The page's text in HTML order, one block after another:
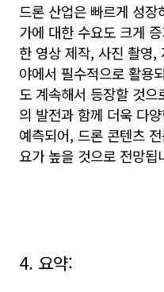
드론 산업은 빠르게 성
가에 대한 수요도 크게
한 영상 제작, 사진 촬영,
야에서 필수적으로 활용
도 계속해서 등장할 것
의 발전과 함께 더욱 다
예측되어, 드론 콘텐츠
요가 높을 것으로 전망됩
4. 요약: